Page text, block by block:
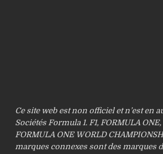
Ce site web est non officiel et n’est en
Sociétés Formula 1. F1, FORMULA
FORMULA ONE WORLD
marques connexes sont des marques